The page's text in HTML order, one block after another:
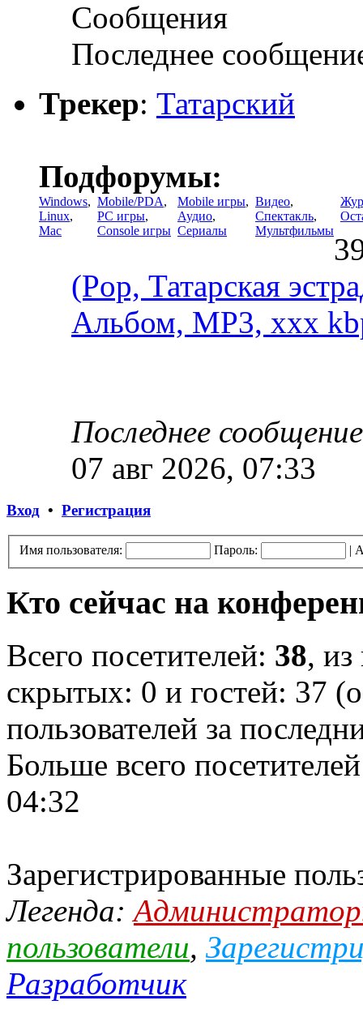
Сообщения
Последнее
Трекер: Татарский
Подфорумы:
Windows,
Linux,
Mac
Mobile/PDA,
PC игры,
Console игры
Mobile игры,
Аудио,
Сериалы
Видео,
Спектакль,
Мультфильмы
(Pop, Татарская
Альбом, MP3, xxx
Последнее сообщение
07 авг 2026, 07:33
Вход • Регистрация
Имя пользователя: Пароль: |
Кто сейчас на
Всего посетителей: 38, из
скрытых: 0 и гостей: 37
пользователей за
Больше всего
04:32
Зарегистрированные
Легенда:
пользователи,
Разработчик